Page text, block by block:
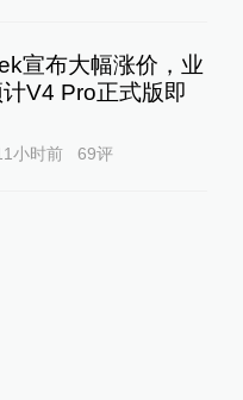
宣布大幅涨价，业
V4 Pro正式版即
小时前 69评